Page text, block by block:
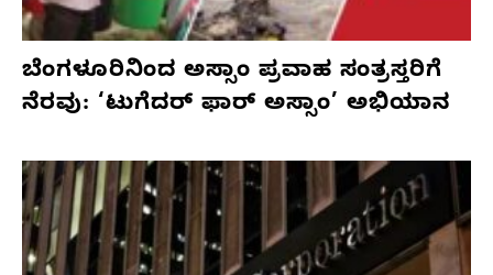
ಬೆಂಗಳೂರಿನಿಂದ ಅಸ್ಸಾಂ ಪ್ರವಾಹ ಸಂತ್ರಸ್ತರಿಗೆ
ನೆರವು: ‘ಟುಗೆದರ್ ಫಾರ್ ಅಸ್ಸಾಂ’ ಅಭಿಯಾನ